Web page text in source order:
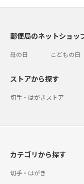
郵便局のネットショッ
母の日 こどもの日
ストアから探す
切手・はがきストア
カテゴリから探す
切手・はがき